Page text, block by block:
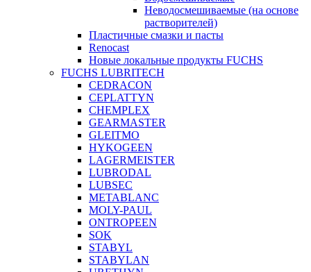
Неводосмешиваемые (на основе
растворителей)
Пластичные смазки и пасты
Renocast
Новые локальные продукты FUCHS
FUCHS LUBRITECH
CEDRACON
CEPLATTYN
CHEMPLEX
GEARMASTER
GLEITMO
HYKOGEEN
LAGERMEISTER
LUBRODAL
LUBSEC
METABLANC
MOLY-PAUL
ONTROPEEN
SOK
STABYL
STABYLAN